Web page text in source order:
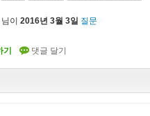
님이 2016년 3월 3일 질문